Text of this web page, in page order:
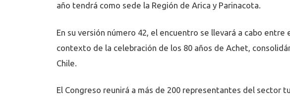
año tendrá como sede la Región de Arica y Parinacota.
En su versión número 42, el encuentro se llevará a cabo
contexto de la celebración de los 80 años de Achet,
Chile.
El Congreso reunirá a más de 200 representantes del sector